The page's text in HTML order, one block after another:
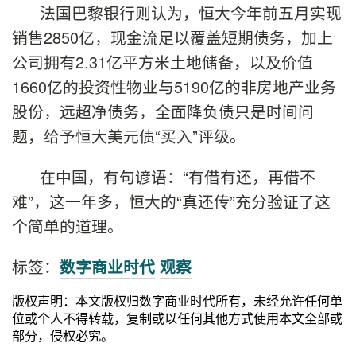
法国巴黎银行则认为，恒大今年前五月实现
销售2850亿，现金流足以覆盖短期债务，加上
公司拥有2.31亿平方米土地储备，以及价值
1660亿的投资性物业与5190亿的非房地产业务
股份，远超净债务，全面降负债只是时间问
题，给予恒大美元债“买入”评级。
在中国，有句谚语：“有借有还，再借不
难”，这一年多，恒大的“真还传”充分验证了这
个简单的道理。
标签： 数字商业时代 观察
版权声明：本文版权归数字商业时代所有，未经允许任何单
位或个人不得转载，复制或以任何其他方式使用本文全部或
部分，侵权必究。